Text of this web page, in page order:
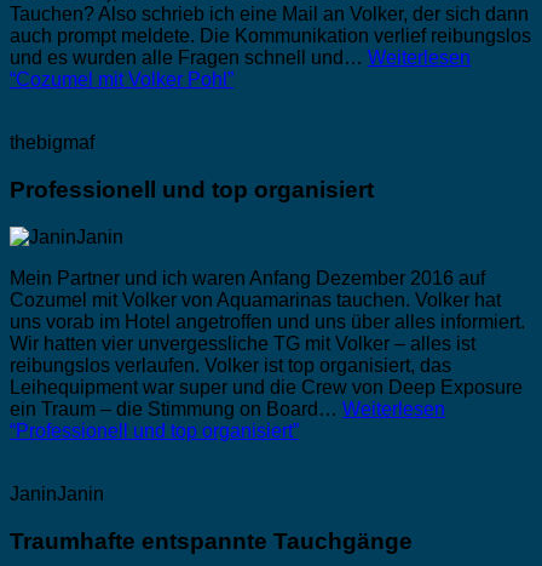
Tauchen? Also schrieb ich eine Mail an Volker, der sich dann
auch prompt meldete. Die Kommunikation verlief reibungslos
und es wurden alle Fragen schnell und… Weiterlesen
“Cozumel mit Volker Pohl”
thebigmaf
Professionell und top organisiert
Mein Partner und ich waren Anfang Dezember 2016 auf
Cozumel mit Volker von Aquamarinas tauchen. Volker hat
uns vorab im Hotel angetroffen und uns über alles informiert.
Wir hatten vier unvergessliche TG mit Volker – alles ist
reibungslos verlaufen. Volker ist top organisiert, das
Leihequipment war super und die Crew von Deep Exposure
ein Traum – die Stimmung on Board… Weiterlesen
“Professionell und top organisiert”
JaninJanin
Traumhafte entspannte Tauchgänge